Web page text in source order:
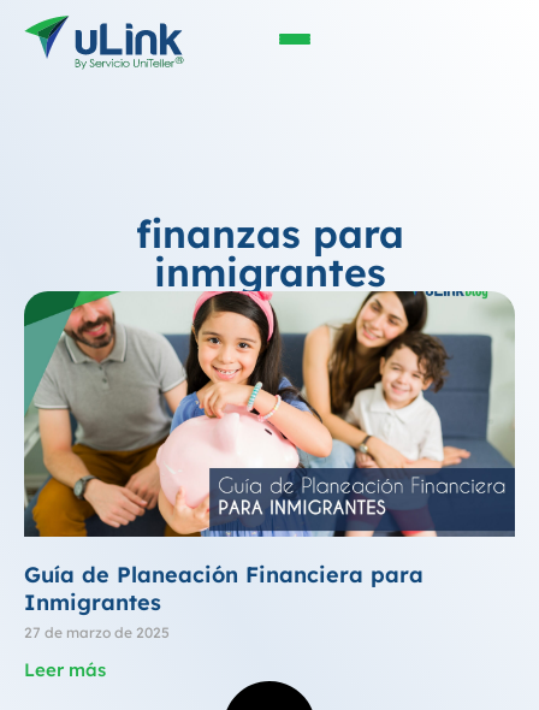
finanzas para
inmigrantes
Guía de Planeación Financiera para
Inmigrantes
27 de marzo de 2025
Leer más